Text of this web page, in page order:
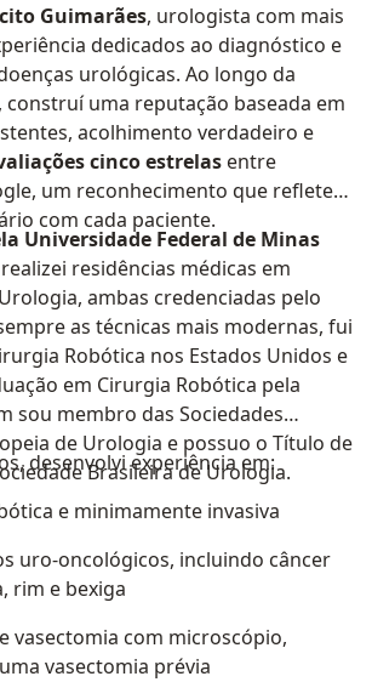
Guimarães, urologista com mais
dedicados ao diagnóstico e
urológicas. Ao longo da
uma reputação baseada em
acolhimento verdadeiro e
cinco estrelas entre
um reconhecimento que reflete o
com cada paciente.
Universidade Federal de Minas
residências médicas em
ambas credenciadas pelo
as técnicas mais modernas, fui
Robótica nos Estados Unidos e
em Cirurgia Robótica pela
sou membro das Sociedades
de Urologia e possuo o Título de
Brasileira de Urologia.
desenvolvi experiência em:
e minimamente invasiva
uro-oncológicos, incluindo câncer
rim e bexiga
vasectomia com microscópio,
vasectomia prévia